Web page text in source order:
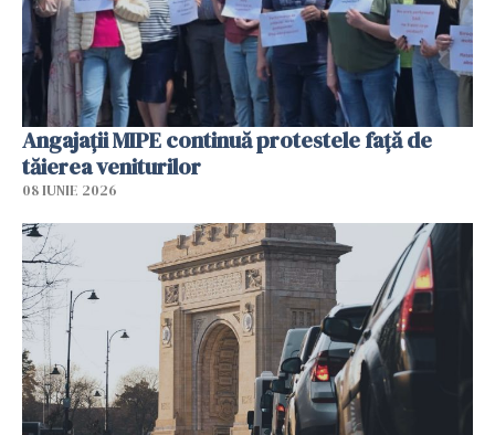
Angajaţii MIPE continuă protestele faţă de
tăierea veniturilor
08 IUNIE 2026